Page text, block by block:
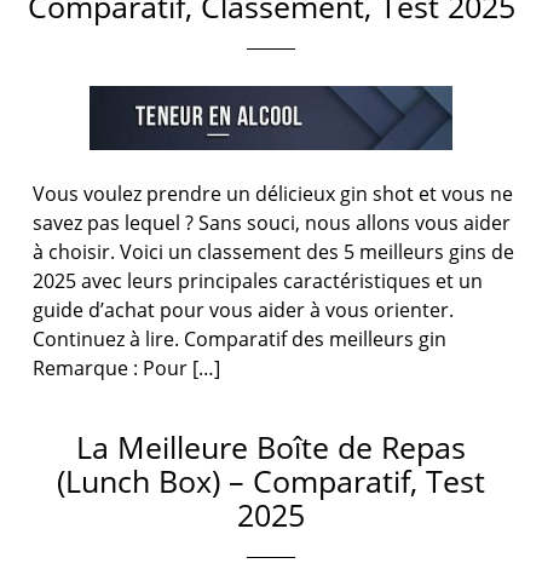
Vous voulez prendre un délicieux gin shot et vous ne
savez pas lequel ? Sans souci, nous allons vous aider
à choisir. Voici un classement des 5 meilleurs gins de
2025 avec leurs principales caractéristiques et un
guide d’achat pour vous aider à vous orienter.
Continuez à lire. Comparatif des meilleurs gin
Remarque : Pour […]
La Meilleure Boîte de Repas
(Lunch Box) – Comparatif, Test
2025